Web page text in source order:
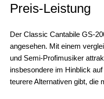
Preis-Leistung
Der Classic Cantabile GS-
angesehen. Mit einem
und Semi-Profimusiker
insbesondere im Hinblick
teurere Alternativen gibt, die